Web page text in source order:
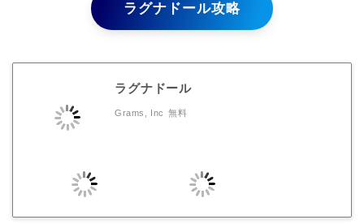
ラグナドール攻略
ラグナドール
Grams, Inc 無料